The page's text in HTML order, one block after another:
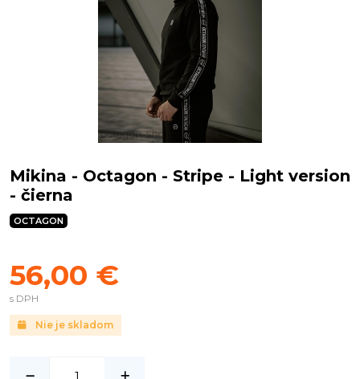
Mikina - Octagon - Stripe - Light version
- čierna
OCTAGON
Nie je skladom
56,00 €
s DPH